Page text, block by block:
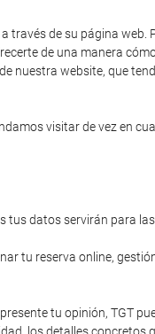
través de su página
de una manera
nuestra website, que
visitar de vez en
tus datos servirán para
tu reserva online,
tu opinión, TGT